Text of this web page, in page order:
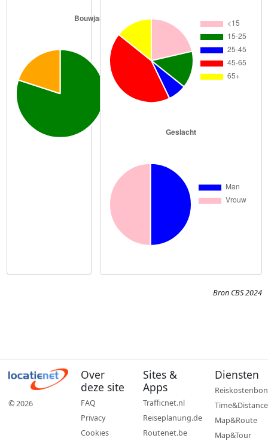
Bron CBS 2024
© 2026
Over
deze site
FAQ
Privacy
Cookies
Sites &
Apps
Trafficnet.nl
Reiseplanung.de
Routenet.be
Diensten
Reiskostenbon
Time&Distance
Map&Route
Map&Tour